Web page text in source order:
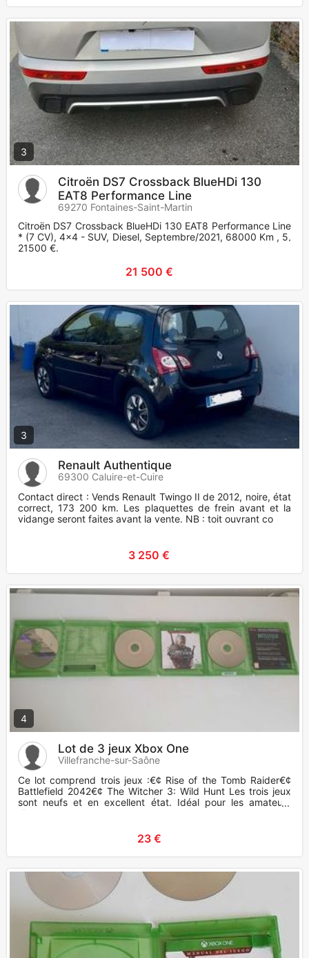
3
Citroën DS7 Crossback BlueHDi 130
EAT8 Performance Line
69270 Fontaines-Saint-Martin
Citroën DS7 Crossback BlueHDi 130 EAT8 Performance Line
* (7 CV), 4x4 - SUV, Diesel, Septembre/2021, 68000 Km , 5,
21500 €.
21 500 €
3
Renault Authentique
69300 Caluire-et-Cuire
Contact direct : Vends Renault Twingo II de 2012, noire, état
correct, 173 200 km. Les plaquettes de frein avant et la
vidange seront faites avant la vente. NB : toit ouvrant co
3 250 €
4
Lot de 3 jeux Xbox One
Villefranche-sur-Saône
Ce lot comprend trois jeux :€¢ Rise of the Tomb Raider€¢
Battlefield 2042€¢ The Witcher 3: Wild Hunt Les trois jeux
sont neufs et en excellent état. Idéal pour les amateurs
d'aven
23 €